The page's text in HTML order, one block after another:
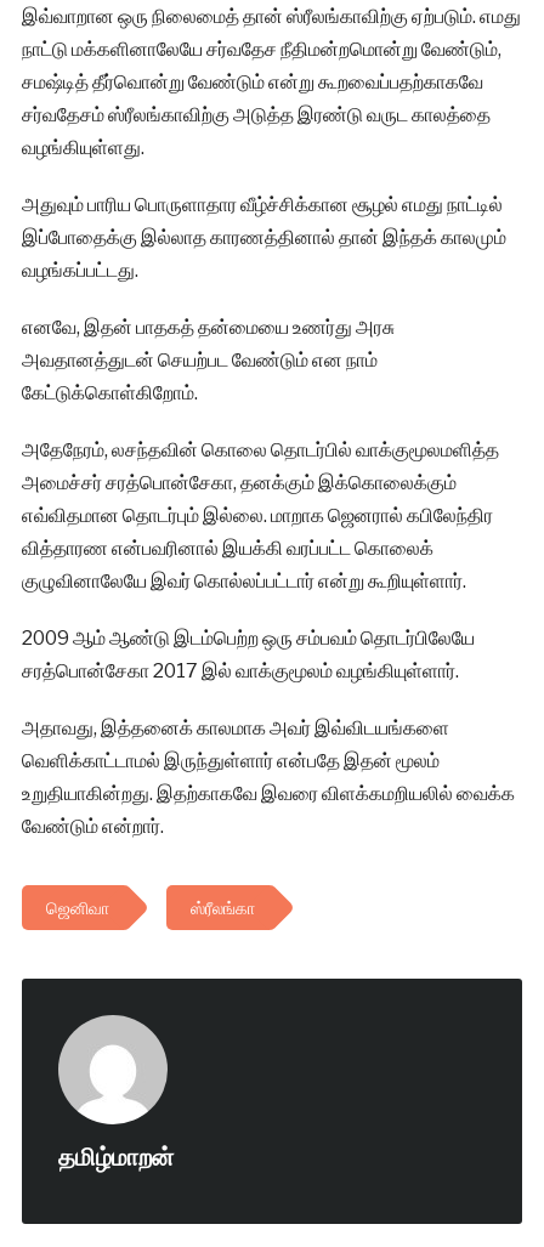
இவ்வாறான ஒரு நிலைமைத் தான் ஸ்ரீலங்காவிற்கு ஏற்படும். எமது
நாட்டு மக்களினாலேயே சர்வதேச நீதிமன்றமொன்று வேண்டும்,
சமஷ்டித் தீர்வொன்று வேண்டும் என்று கூறவைப்பதற்காகவே
சர்வதேசம் ஸ்ரீலங்காவிற்கு அடுத்த இரண்டு வருட காலத்தை
வழங்கியுள்ளது.
அதுவும் பாரிய பொருளாதார வீழ்ச்சிக்கான சூழல் எமது நாட்டில்
இப்போதைக்கு இல்லாத காரணத்தினால் தான் இந்தக் காலமும்
வழங்கப்பட்டது.
எனவே, இதன் பாதகத் தன்மையை உணர்து அரசு
அவதானத்துடன் செயற்பட வேண்டும் என நாம்
கேட்டுக்கொள்கிறோம்.
அதேநேரம், லசந்தவின் கொலை தொடர்பில் வாக்குமூலமளித்த
அமைச்சர் சரத்பொன்சேகா, தனக்கும் இக்கொலைக்கும்
எவ்விதமான தொடர்பும் இல்லை. மாறாக ஜெனரால் கபிலேந்திர
வித்தாரண என்பவரினால் இயக்கி வரப்பட்ட கொலைக்
குழுவினாலேயே இவர் கொல்லப்பட்டார் என்று கூறியுள்ளார்.
2009 ஆம் ஆண்டு இடம்பெற்ற ஒரு சம்பவம் தொடர்பிலேயே
சரத்பொன்சேகா 2017 இல் வாக்குமூலம் வழங்கியுள்ளார்.
அதாவது, இத்தனைக் காலமாக அவர் இவ்விடயங்களை
வெளிக்காட்டாமல் இருந்துள்ளார் என்பதே இதன் மூலம்
உறுதியாகின்றது. இதற்காகவே இவரை விளக்கமறியலில் வைக்க
வேண்டும் என்றார்.
ஜெனிவா ஸ்ரீலங்கா
தமிழ்மாறன்